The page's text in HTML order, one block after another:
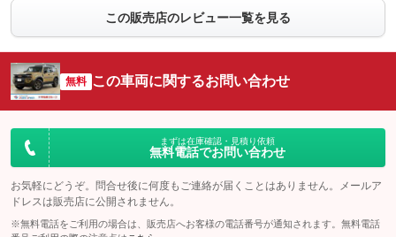
この販売店のレビュー一覧を見る
無料 この車両に関するお問い合わせ
まずは在庫確認・見積り依頼
無料電話でお問い合わせ
お気軽にどうぞ。問合せ後に何度もご連絡が届くことはありません。メールア
ドレスは販売店に公開されません。
※無料電話をご利用の場合は、販売店へお客様の電話番号が通知されます。無料電話